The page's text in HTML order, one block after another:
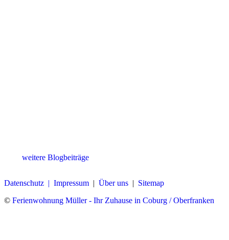
weitere Blogbeiträge
Datenschutz | Impressum | Über uns | Sitemap
© Ferienwohnung Müller - Ihr Zuhause in Coburg / Oberfranken